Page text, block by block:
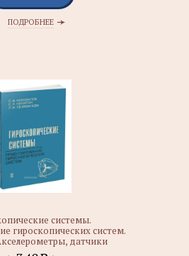
ПОДРОБНЕЕ
системы.
гироскопических систем.
датчики
интегрирующие